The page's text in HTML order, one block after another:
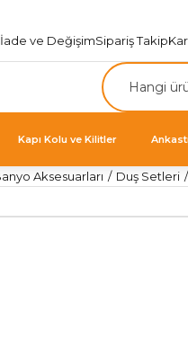
İade ve DeğişimSipariş Takip
Kapı Kolu ve Kilitler
Aksesuarları Duş Setleri